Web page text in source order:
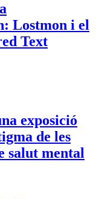
Lostmon i el
Text
exposició
de les
salut mental